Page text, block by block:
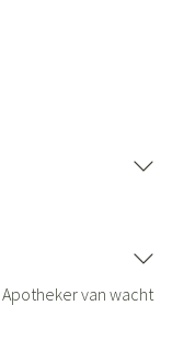
Apotheker van wacht